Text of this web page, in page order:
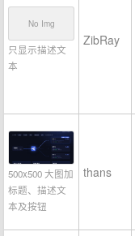
No Img
只显示描述文
本
ZibRay
500x500 大图加
标题、描述文
本及按钮
thans